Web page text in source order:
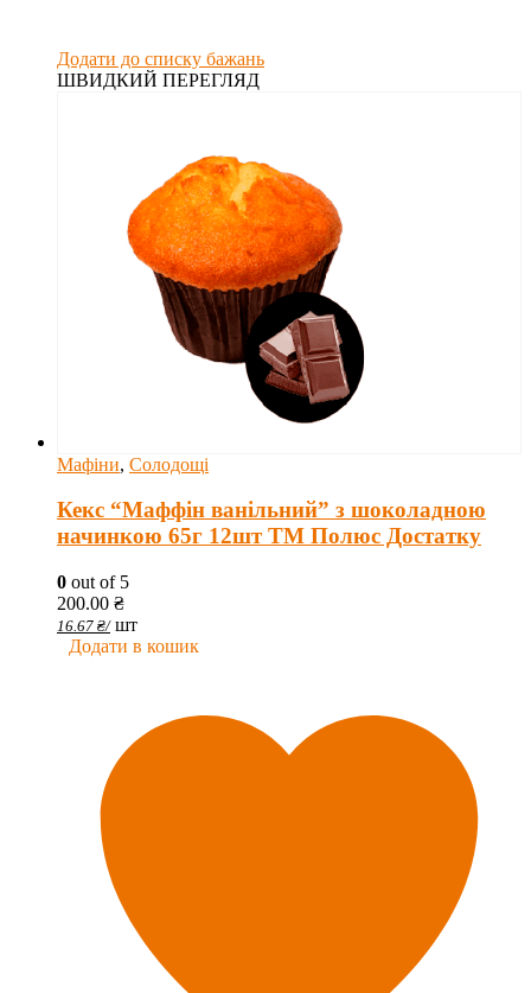
Додати до списку бажань
ШВИДКИЙ ПЕРЕГЛЯД
Мафіни, Солодощі
Кекс “Маффін ванільний” з шоколадною
начинкою 65г 12шт ТМ Полюс Достатку
0 out of 5
200.00 ₴
16.67 ₴/ шт
Додати в кошик